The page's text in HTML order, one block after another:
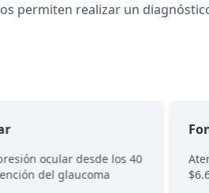
permiten realizar un
ocular desde los 40
del glaucoma